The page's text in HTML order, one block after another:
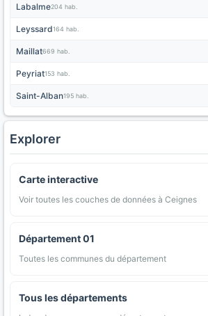
Labalme204 hab.
Leyssard164 hab.
Maillat669 hab.
Peyriat153 hab.
Saint-Alban195 hab.
Explorer
Carte interactive
Voir toutes les couches de données à Ceignes
Département 01
Toutes les communes du département
Tous les départements